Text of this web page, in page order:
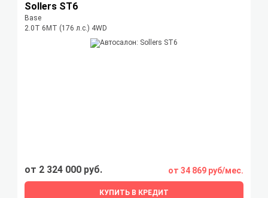
Sollers ST6
Base
2.0T 6MT (176 л.с.) 4WD
от 2 324 000 руб. от 34 869 руб/мес.
КУПИТЬ В КРЕДИТ